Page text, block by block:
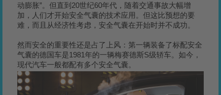
动膨胀”。但直到20世纪60年代，随着交通事故大幅增
加，人们才开始安全气囊的技术应用。但这比预想的要
难，而且从经济性考虑，安全气囊在开始时并不成功。
然而安全的重要性还是占了上风：第一辆装备了标配安全
气囊的德国车是1981年的一辆梅赛德斯S级轿车。如今，
现代汽车一般都配有多个安全气囊。